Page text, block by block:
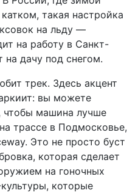
такая настройка
на льду —
на работу в Санкт-
на дачу под снегом.
трек. Здесь акцент
вы можете
чтобы машина лучше
трассе в Подмосковье,
Это не просто буст
которая сделает
на гоночных
которые